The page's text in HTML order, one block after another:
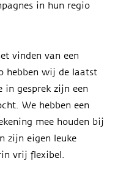
in hun regio
vinden van een
hebben wij de laatst
in gesprek zijn een
We hebben een
mee houden bij
zijn eigen leuke
vrij flexibel.